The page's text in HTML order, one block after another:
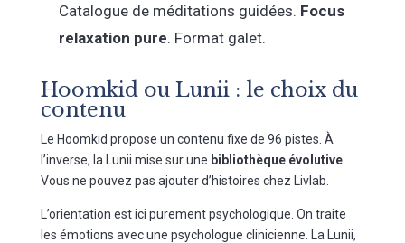
Catalogue de méditations guidées. Focus
relaxation pure. Format galet.
Hoomkid ou Lunii : le choix du
contenu
Le Hoomkid propose un contenu fixe de 96 pistes. À
l’inverse, la Lunii mise sur une bibliothèque évolutive.
Vous ne pouvez pas ajouter d’histoires chez Livlab.
L’orientation est ici purement psychologique. On traite
les émotions avec une psychologue clinicienne. La Lunii,